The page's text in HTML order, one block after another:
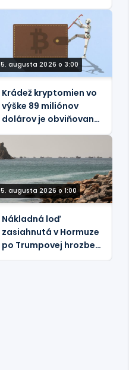
5. augusta 2026 o 3:00
Krádež kryptomien vo
výške 89 miliónov
dolárov je obviňovaná
z „novej paradigmy
umelej inteligencie“
5. augusta 2026 o 1:00
Nákladná loď
zasiahnutá v Hormuze
po Trumpovej hrozbe